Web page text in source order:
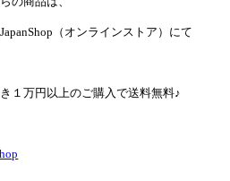
（オンラインストア）にて
１万円以上のご購入で送料無料♪